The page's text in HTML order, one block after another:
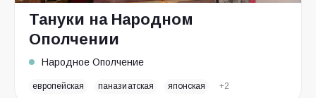
Тануки на Народном
Ополчении
Народное Ополчение
европейская паназиатская японская +2